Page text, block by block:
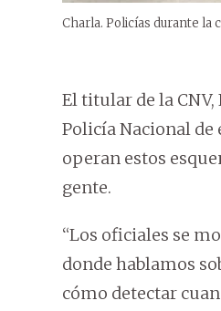
Charla. Policías durante la
El titular de la
Policía Nacional de
operan estos
gente.
“Los oficiales se
donde hablamos
cómo detectar